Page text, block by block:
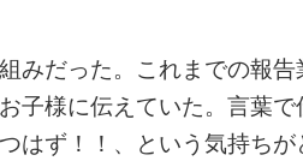
みだった。これまでの報告
子様に伝えていた。言葉で
はず！！、という気持ちが